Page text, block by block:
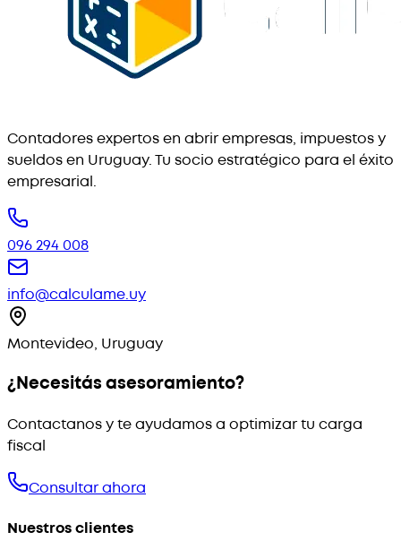
Contadores expertos en abrir empresas, impuestos y
sueldos en Uruguay. Tu socio estratégico para el éxito
empresarial.
096 294 008
info@calculame.uy
Montevideo, Uruguay
¿Necesitás asesoramiento?
Contactanos y te ayudamos a optimizar tu carga
fiscal
Consultar ahora
Nuestros clientes